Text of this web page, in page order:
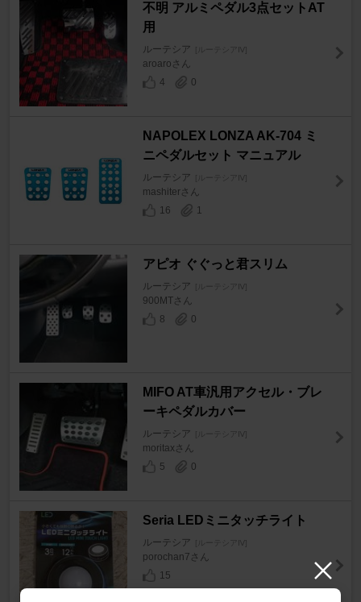
不明 アルミペダル3点セットAT
用
ルーテシア [ルーテシアⅣ]
aroaroさん
4
0
NAPOLEX LONZA AK-704 ミ
ニペダルセット マニュアル
ルーテシア [ルーテシアⅣ]
mashiterさん
16
1
アピオ ぐぐっと君スリム
ルーテシア [ルーテシアⅣ]
900MTさん
8
0
MIFO AT車汎用アクセル・ブレ
ーキペダルカバー
ルーテシア [ルーテシアⅣ]
moritaxさん
5
0
Seria LEDミニタッチライト
ルーテシア [ルーテシアⅣ]
porochan7さん
15